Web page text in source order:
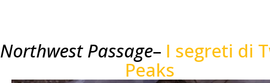
Northwest Passage– I segreti di
Peaks